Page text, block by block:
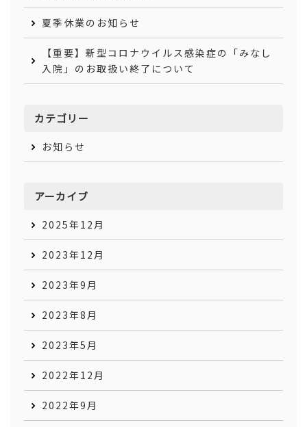
夏季休業のお知らせ
【重要】新型コロナウイルス感染症の「みなし
入院」のお取扱い終了について
カテゴリー
お知らせ
アーカイブ
2025年12月
2023年12月
2023年9月
2023年8月
2023年5月
2022年12月
2022年9月